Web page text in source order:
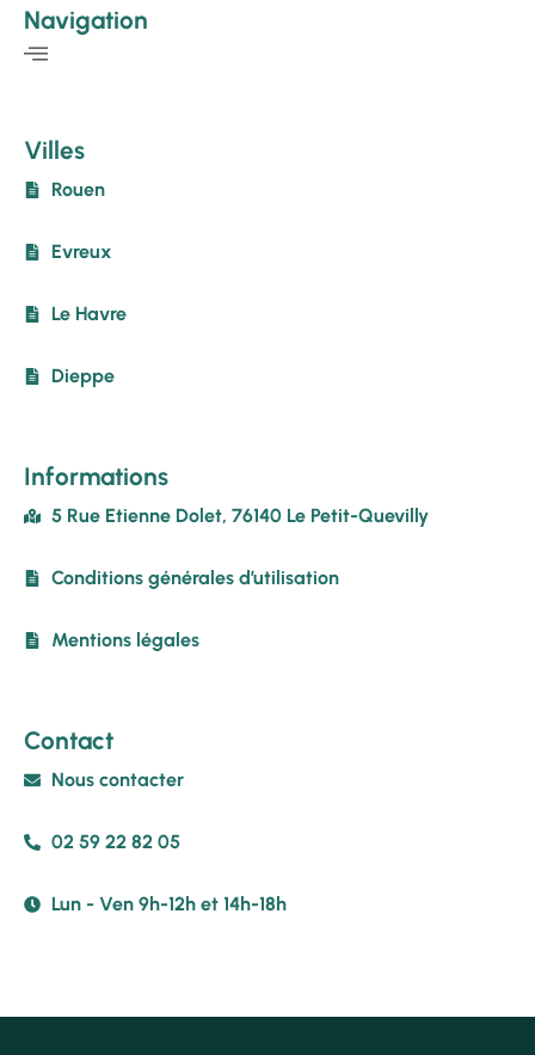
Navigation
Villes
Rouen
Evreux
Le Havre
Dieppe
Informations
5 Rue Etienne Dolet, 76140 Le Petit-Quevilly
Conditions générales d’utilisation
Mentions légales
Contact
Nous contacter
02 59 22 82 05
Lun - Ven 9h-12h et 14h-18h